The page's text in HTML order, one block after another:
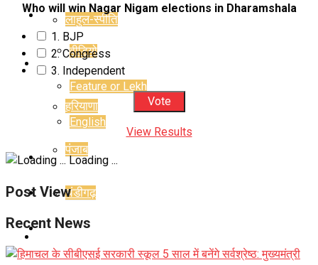
राजनीति
वीडियो
Feature or Lekh
English
E-Paper
Career
Jyotish Bhagya
लाहुल-स्पीति
राज्य
हरियाणा
पंजाब
चंडीगढ़
Who will win Nagar Nigam elections in Dharamshala
1. BJP
2. Congress
3. Independent
View Results
Loading ...
Post View
Recent News